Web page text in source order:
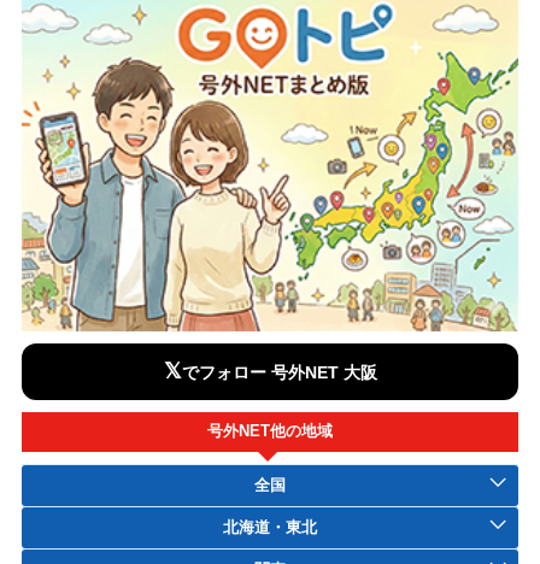
𝕏でフォロー 号外NET 大阪
号外NET他の地域
全国
北海道・東北